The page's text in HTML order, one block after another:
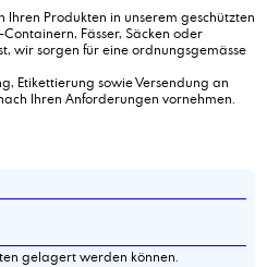
Produkten in unserem geschützten
Fässer, Säcken oder
wir sorgen für eine ordnungsgemässe
Etikettierung sowie Versendung an
Ihren Anforderungen vornehmen.
gelagert werden können.